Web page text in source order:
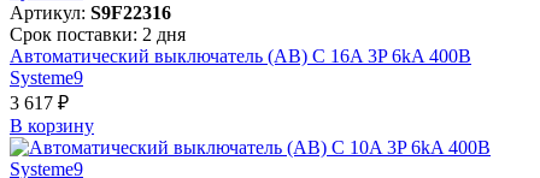
Артикул: S9F22316
Срок поставки: 2 дня
Автоматический выключатель (АВ) C 16A 3P 6kA 400В
Systeme9
3 617 ₽
В корзинy